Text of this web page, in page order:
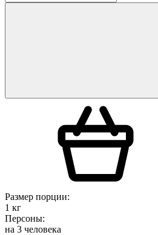
Размер порции:
1 кг
Персоны:
на 3 человека